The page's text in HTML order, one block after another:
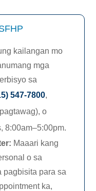
kailangan mo
mga
sa
547-7800,
o
8:00am–5:00pm.
: Maaari kang
o sa
pagbisita para sa
ka,